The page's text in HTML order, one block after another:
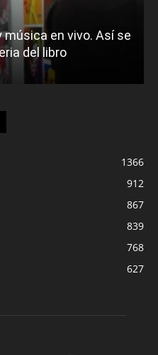
en vivo. Así se
del libro
1366
912
867
839
768
627